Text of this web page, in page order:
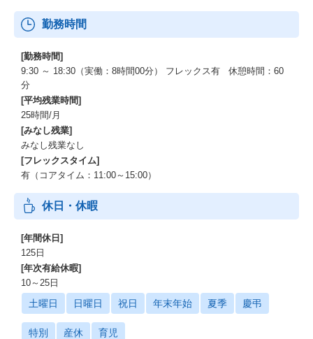
勤務時間
[勤務時間]
9:30 ～ 18:30（実働：8時間00分） フレックス有 休憩時間：60
分
[平均残業時間]
25時間/月
[みなし残業]
みなし残業なし
[フレックスタイム]
有（コアタイム：11:00～15:00）
休日・休暇
[年間休日]
125日
[年次有給休暇]
10～25日
土曜日 日曜日 祝日 年末年始 夏季 慶弔
特別 産休 育児